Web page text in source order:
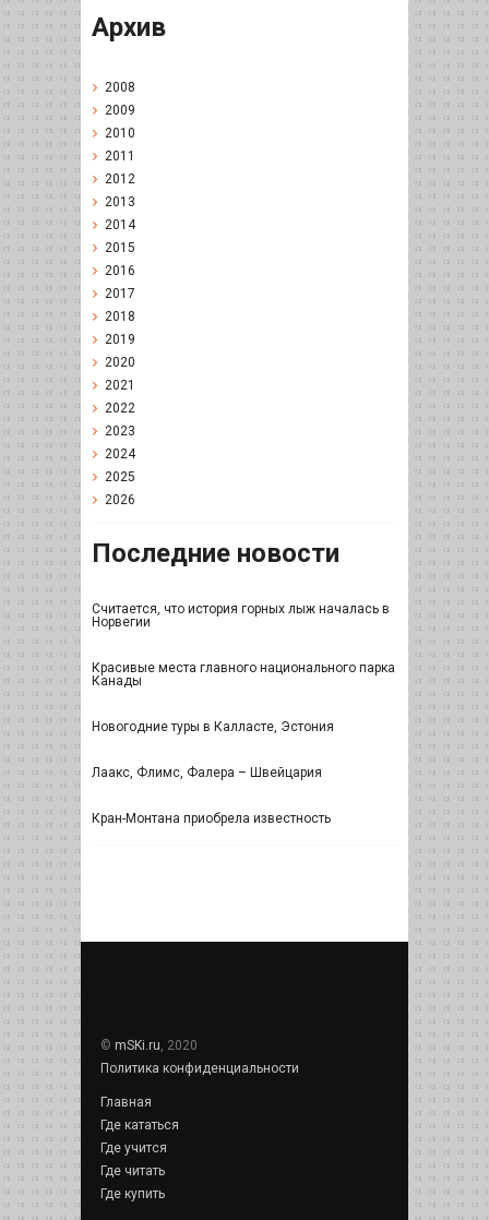
Архив
2008
2009
2010
2011
2012
2013
2014
2015
2016
2017
2018
2019
2020
2021
2022
2023
2024
2025
2026
Последние новости
Считается, что история горных лыж началась в
Норвегии
Красивые места главного национального парка
Канады
Новогодние туры в Калласте, Эстония
Лаакс, Флимс, Фалера – Швейцария
Кран-Монтана приобрела известность
© mSKi.ru , 2020
Политика конфиденциальности
Главная
Где кататься
Где учится
Где читать
Где купить